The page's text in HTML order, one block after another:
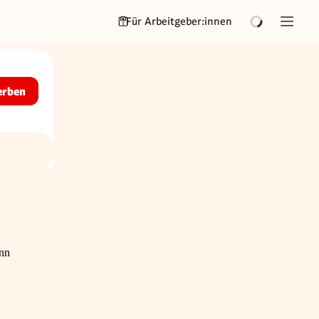
Für Arbeitgeber:innen